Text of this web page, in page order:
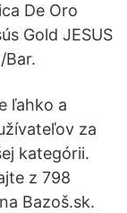
De Oro
Gold JESUS
Bar.
ľahko a
za
kategórii.
z 798
Bazoš.sk.